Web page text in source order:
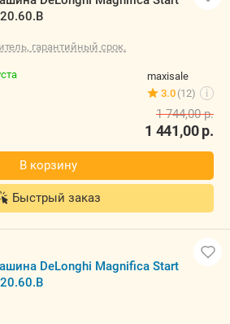
гарантийный срок.
maxisale
3.0 (12) i
1 441,00р.
1 744,00р.
В корзину
Быстрый заказ
DeLonghi Magnifica Start